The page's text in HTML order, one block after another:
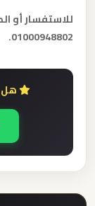
للاستفسار أو
01000948802.
هل
ليموزين
مرسيدس
ليموزين
ليموزين
مرسي
علم